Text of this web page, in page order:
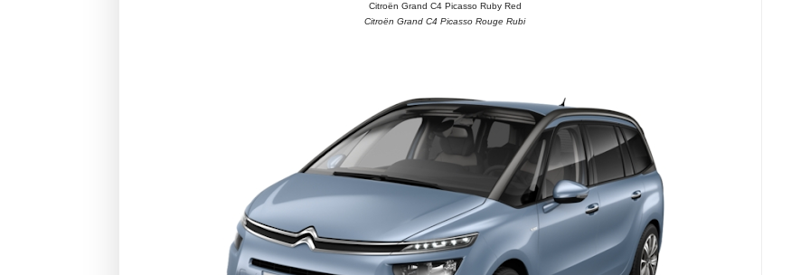
Citroën Grand C4 Picasso Ruby Red
Citroën Grand C4 Picasso Rouge Rubi